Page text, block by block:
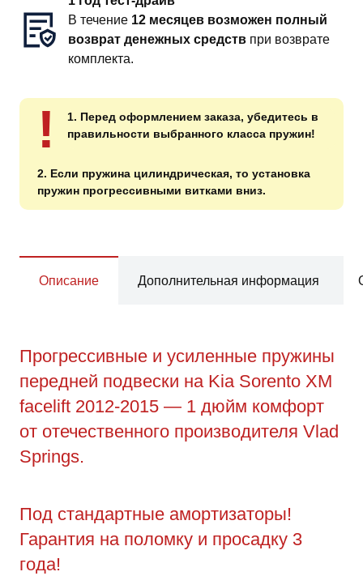
В течение 12 месяцев возможен полный
возврат денежных средств при возврате
комплекта.
!
1. Перед оформлением заказа, убедитесь в
правильности выбранного класса пружин!
2. Если пружина цилиндрическая, то установка
пружин прогрессивными витками вниз.
Описание Дополнительная информация
Прогрессивные и усиленные пружины
передней подвески на Kia Sorento XM
facelift 2012-2015 — 1 дюйм комфорт
от отечественного производителя Vlad
Springs.
Под стандартные амортизаторы!
Гарантия на поломку и просадку 3
года!